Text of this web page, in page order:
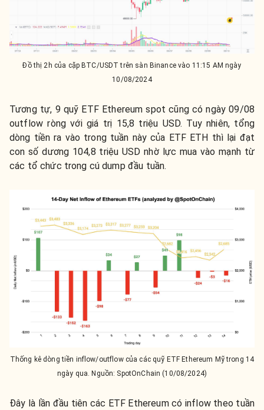
Đồ thị 2h của cặp BTC/USDT trên sàn Binance vào 11:15 AM ngày
10/08/2024
Tương tự, 9 quỹ ETF Ethereum spot cũng có ngày 09/08
outflow ròng với giá trị 15,8 triệu USD. Tuy nhiên, tổng
dòng tiền ra vào trong tuần này của ETF ETH thì lại đạt
con số dương 104,8 triệu USD nhờ lực mua vào mạnh từ
các tổ chức trong cú dump đầu tuần.
Thống kê dòng tiền inflow/outflow của các quỹ ETF Ethereum Mỹ trong 14
ngày qua. Nguồn: SpotOnChain (10/08/2024)
Đây là lần đầu tiên các ETF Ethereum có inflow theo tuần